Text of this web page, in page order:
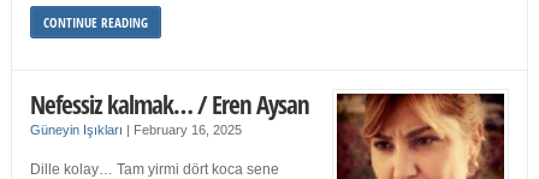
CONTINUE READING
Nefessiz kalmak… / Eren Aysan
Güneyin Işıkları | February 16, 2025
Dille kolay… Tam yirmi dört koca sene